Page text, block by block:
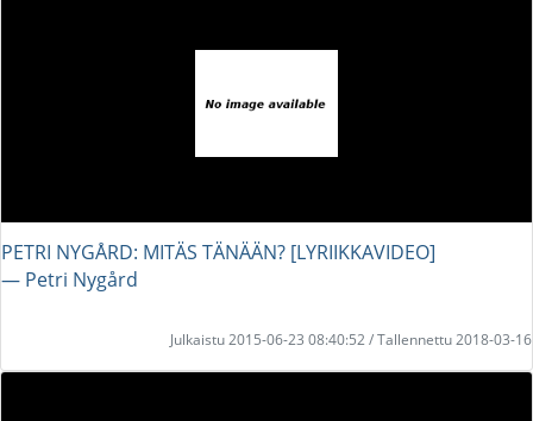
PETRI NYGÅRD: MITÄS TÄNÄÄN? [LYRIIKKAVIDEO]
― Petri Nygård
Julkaistu 2015-06-23 08:40:52 / Tallennettu 2018-03-16